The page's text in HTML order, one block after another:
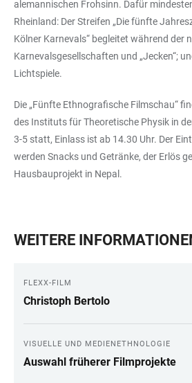
alemannischen Frohsinn. Dafür
Rheinland: Der Streifen „Die fünfte
Kölner Karnevals“ begleitet während der
Karnevalsgesellschaften und „Jecken“;
Lichtspiele.
Die „Fünfte Ethnografische Filmschau“
des Instituts für Theoretische Physik in
3-5 statt, Einlass ist ab 14.30 Uhr. Der
werden Snacks und Getränke, der Erlös
Hausbauprojekt in Nepal.
WEITERE
FLEXX-FILM
Christoph Bertolo
VISUELLE UND MEDIENETHNOLOGIE
Auswahl früherer Filmprojekte